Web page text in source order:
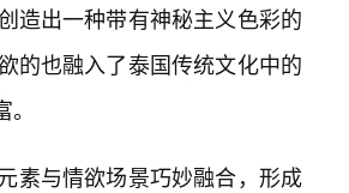
造出一种带有神秘主义色彩的
的也融入了泰国传统文化中的
素与情欲场景巧妙融合，形成